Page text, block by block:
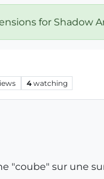
for Shadow
4 watching
"coube" sur une